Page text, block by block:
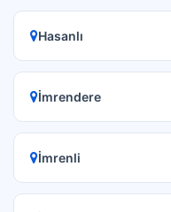
Hasanlı
İmrendere
İmrenli